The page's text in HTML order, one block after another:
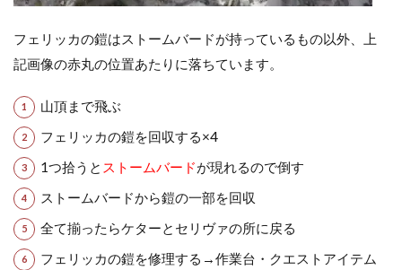
フェリッカの鎧はストームバードが持っているもの以外、上
記画像の赤丸の位置あたりに落ちています。
山頂まで飛ぶ
フェリッカの鎧を回収する×4
1つ拾うと ストームバードが現れるので倒す
ストームバードから鎧の一部を回収
全て揃ったらケターとセリヴァの所に戻る
フェリッカの鎧を修理する→作業台・クエストアイテム